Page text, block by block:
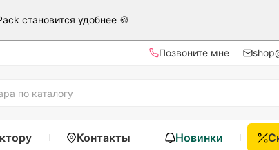
становится удобнее 🍪
Позвоните мне
Контакты Новинки